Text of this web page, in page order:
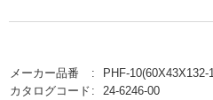
メーカー品番
PHF-10(60X43X132-
カタログコード
24-6246-00